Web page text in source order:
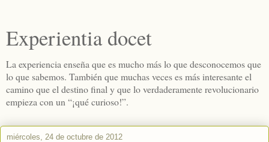
Experientia docet
La experiencia enseña que es mucho más lo que desconocemos que
lo que sabemos. También que muchas veces es más interesante el
camino que el destino final y que lo verdaderamente revolucionario
empieza con un “¡qué curioso!”.
miércoles, 24 de octubre de 2012